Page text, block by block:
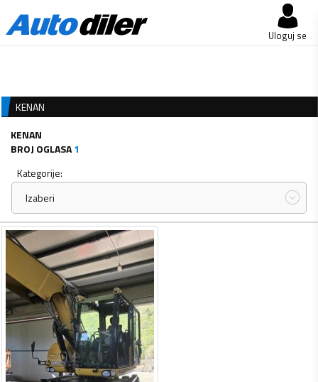
Uloguj se
KENAN
KENAN
BROJ OGLASA1
Kategorije:
Izaberi